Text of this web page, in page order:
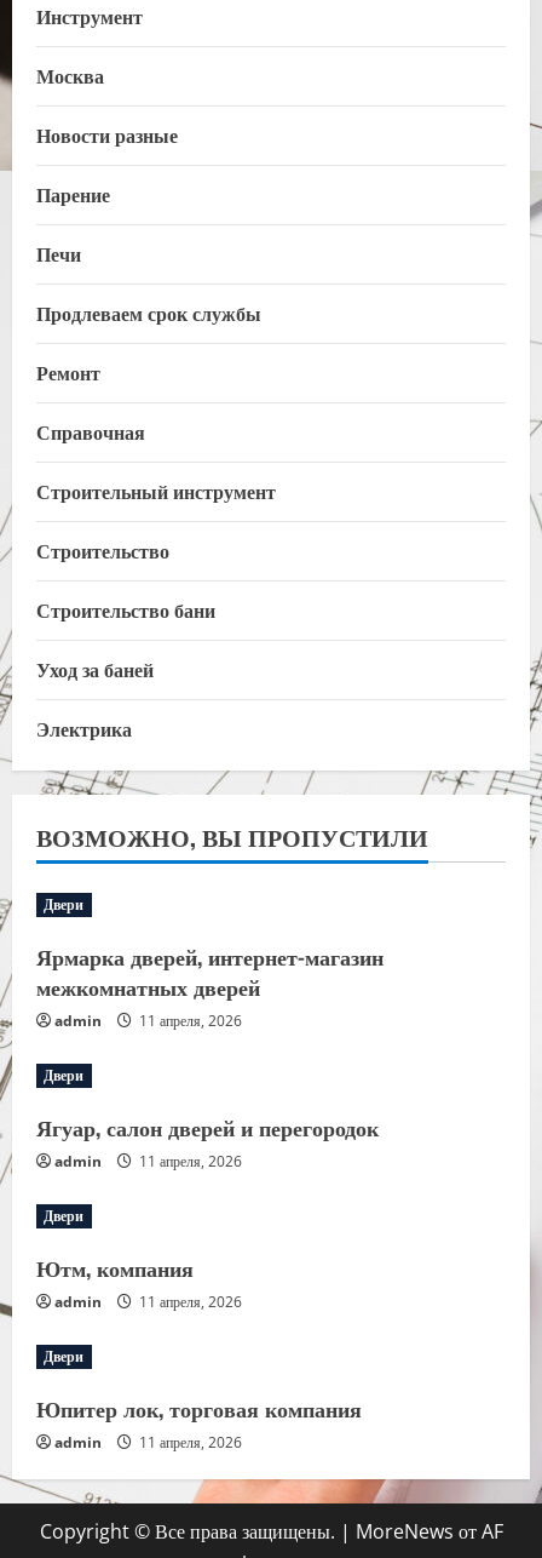
Инструмент
Москва
Новости разные
Парение
Печи
Продлеваем срок службы
Ремонт
Справочная
Строительный инструмент
Строительство
Строительство бани
Уход за баней
Электрика
ВОЗМОЖНО, ВЫ ПРОПУСТИЛИ
Двери
Ярмарка дверей, интернет-магазин
межкомнатных дверей
admin 11 апреля, 2026
Двери
Ягуар, салон дверей и перегородок
admin 11 апреля, 2026
Двери
Ютм, компания
admin 11 апреля, 2026
Двери
Юпитер лок, торговая компания
admin 11 апреля, 2026
Copyright © Все права защищены. | MoreNews от AF